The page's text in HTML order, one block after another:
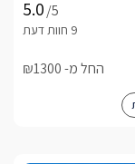
/5
החל מ- ₪1300